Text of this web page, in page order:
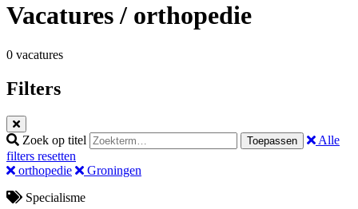
Vacatures/ orthopedie
0 vacatures
Filters
Zoek op titel Toepassen
Alle
filters resetten
orthopedie
Groningen
Specialisme